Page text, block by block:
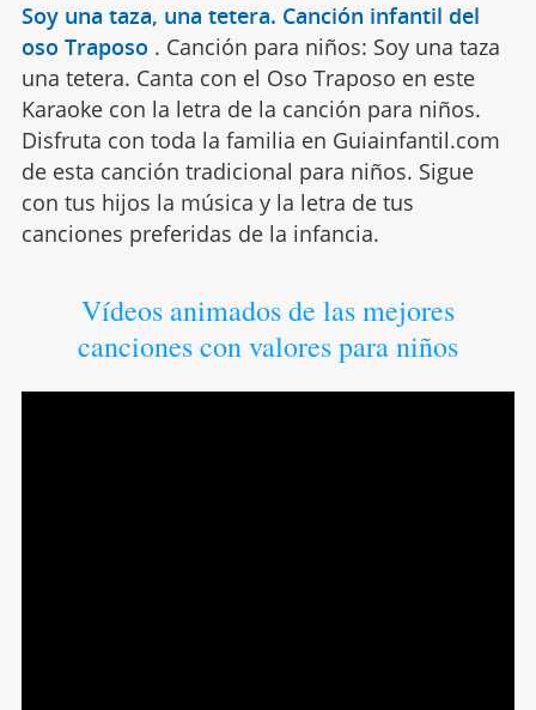
Soy una taza, una tetera. Canción infantil del
oso Traposo . Canción para niños: Soy una taza
una tetera. Canta con el Oso Traposo en este
Karaoke con la letra de la canción para niños.
Disfruta con toda la familia en Guiainfantil.com
de esta canción tradicional para niños. Sigue
con tus hijos la música y la letra de tus
canciones preferidas de la infancia.
Vídeos animados de las mejores
canciones con valores para niños